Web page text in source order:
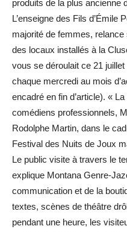
produits de la plus ancienne
L’enseigne des Fils d’Émile
majorité de femmes,
des locaux installés à la
vous se déroulait ce 21
chaque mercredi au mois
encadré en fin d’article). «
comédiens professionnels,
Rodolphe Martin, dans le
Festival des Nuits de Joux
Le public visite à travers le
explique Montana Genre-
communication et de la
textes, scènes de théâtre
pendant une heure, les